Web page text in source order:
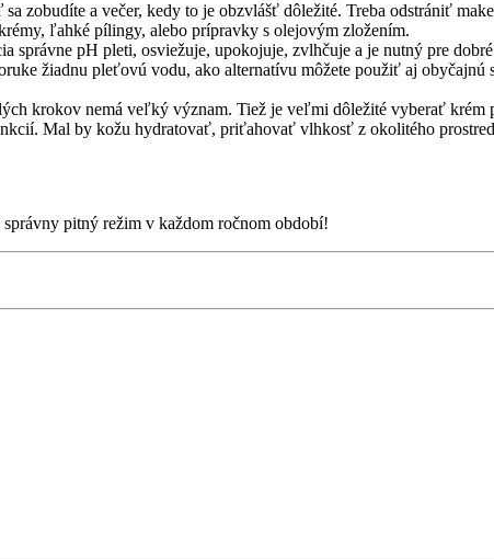
zobudíte a večer, kedy to je obzvlášť dôležité. Treba odstrániť
ľahké pílingy, alebo prípravky s olejovým zložením.
správne pH pleti, osviežuje, upokojuje, zvlhčuje a je nutný pre
žiadnu pleťovú vodu, ako alternatívu môžete použiť aj obyčajnú
krokov nemá veľký význam. Tiež je veľmi dôležité vyberať
Mal by kožu hydratovať, priťahovať vlhkosť z okolitého
pitný režim v každom ročnom období!